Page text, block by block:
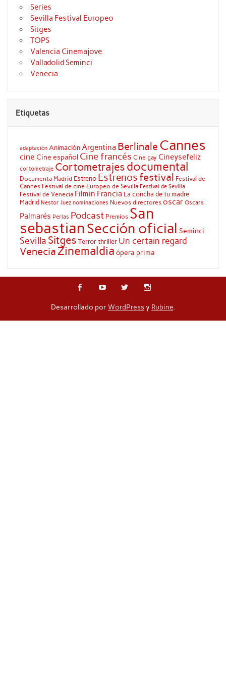
Series
Sevilla Festival Europeo
Sitges
TOPS
Valencia Cinemajove
Valladolid Seminci
Venecia
Etiquetas
adaptación Animación Argentina Berlinale Cannes
cine Cine español Cine francés Cine gay Cineysefeliz
cortometraje Cortometrajes documental
Documenta Madrid Estreno Estrenos festival Festival de
Cannes Festival de cine Europeo de Sevilla Festival de Sevilla
Festival de Venecia Filmin Francia La concha de tu madre
Madrid Nestor Juez nominaciones Nuevos directores oscar Oscars
Palmarés Perlas Podcast Premios San
sebastianSección oficial Seminci
Sevilla Sitges Terrorthriller Un certain regard
Venecia Zinemaldia ópera prima
Desarrollado por WordPressy Rubine.